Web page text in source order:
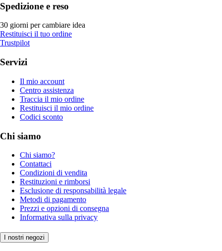
Spedizione e reso
30 giorni per cambiare idea
Restituisci il tuo ordine
Trustpilot
Servizi
Il mio account
Centro assistenza
Traccia il mio ordine
Restituisci il mio ordine
Codici sconto
Chi siamo
Chi siamo?
Contattaci
Condizioni di vendita
Restituzioni e rimborsi
Esclusione di responsabilità legale
Metodi di pagamento
Prezzi e opzioni di consegna
Informativa sulla privacy
I nostri negozi